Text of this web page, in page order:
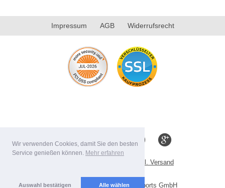
Wir verwenden Cookies, damit Sie den besten
Service genießen können. Mehr erfahren
Auswahl bestätigen Alle wählen
Impressum AGB Widerrufsrecht
Alle Preise inkl. MwSt. evtl. zzgl. Versand
Copyright 2026 by Scooter-ProSports GmbH